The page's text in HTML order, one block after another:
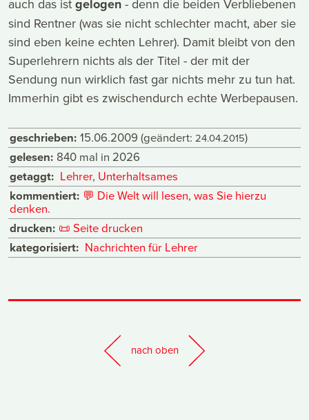
auch das ist gelogen - denn die beiden Verbliebenen
sind Rentner (was sie nicht schlechter macht, aber sie
sind eben keine echten Lehrer). Damit bleibt von den
Superlehrern nichts als der Titel - der mit der
Sendung nun wirklich fast gar nichts mehr zu tun hat.
Immerhin gibt es zwischendurch echte Werbepausen.
geschrieben: 15.06.2009 (geändert: 24.04.2015)
gelesen: 840 mal in 2026
getaggt: Lehrer, Unterhaltsames
kommentiert: 💬 Die Welt will lesen, was Sie hierzu
denken.
drucken: 📜 Seite drucken
kategorisiert: Nachrichten für Lehrer
nach oben